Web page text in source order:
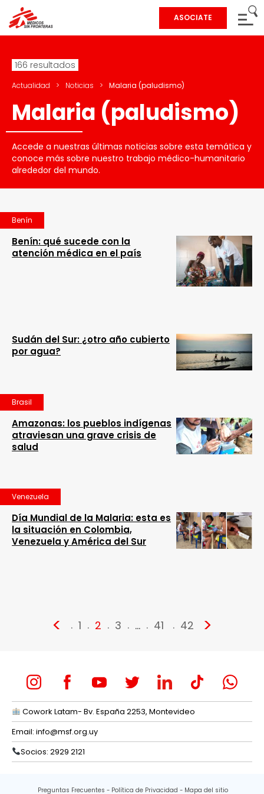
ASOCIATE
166 resultados
Actualidad > Noticias > Malaria (paludismo)
Malaria (paludismo)
Accede a nuestras últimas noticias sobre esta temática y
conoce más sobre nuestro trabajo médico-humanitario
alrededor del mundo.
Benín
Benín: qué sucede con la
atención médica en el país
Sudán del Sur: ¿otro año cubierto
por agua?
Brasil
Amazonas: los pueblos indígenas
atraviesan una grave crisis de
salud
Venezuela
Día Mundial de la Malaria: esta es
la situación en Colombia,
Venezuela y América del Sur
< 1 2 3 … 41 42 >
Cowork Latam- Bv. España 2253, Montevideo
Email: info@msf.org.uy
Socios: 2929 2121
Preguntas Frecuentes Política de Privacidad Mapa del sitio